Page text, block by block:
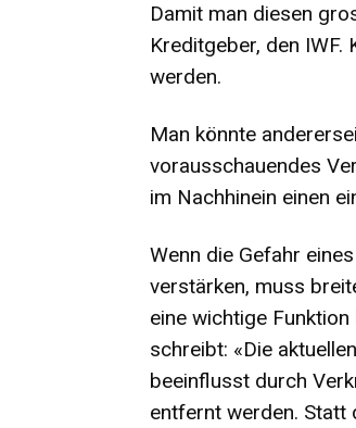
Damit man diesen
Kreditgeber, den
werden.
Man könnte
vorausschauendes
im Nachhinein einen
Wenn die Gefahr
verstärken, muss
eine wichtige
schreibt: «Die
beeinflusst durch
entfernt werden. Statt